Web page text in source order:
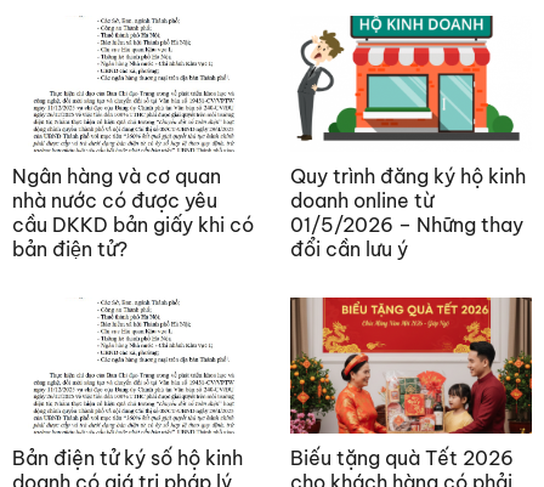
Ngân hàng và cơ quan
nhà nước có được yêu
cầu DKKD bản giấy khi có
bản điện tử?
Quy trình đăng ký hộ kinh
doanh online từ
01/5/2026 – Những thay
đổi cần lưu ý
Bản điện tử ký số hộ kinh
doanh có giá trị pháp lý
Biếu tặng quà Tết 2026
cho khách hàng có phải